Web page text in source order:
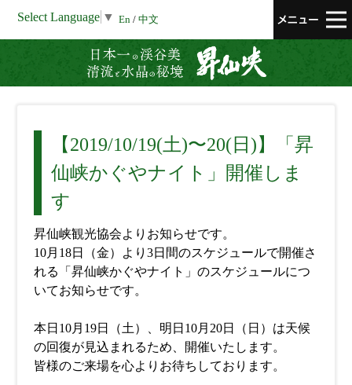
Select Language ▼ En / 中文
【2019/10/19(土)〜20(日)】「昇
仙峡かぐやナイト」開催しま
す
昇仙峡観光協会よりお知らせです。
10月18日（金）より3日間のスケジュールで開催さ
れる「昇仙峡かぐやナイト」のスケジュールにつ
いてお知らせです。
本日10月19日（土）、明日10月20日（日）は天候
の回復が見込まれるため、開催いたします。
皆様のご来場を心よりお待ちしております。